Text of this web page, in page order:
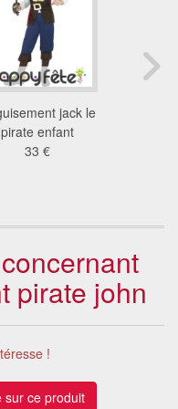
jack le
pirate enfant
33 €
pirate john
!
sur ce produit